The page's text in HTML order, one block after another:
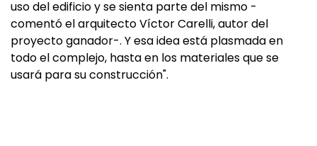
uso del edificio y se sienta parte del mismo -
comentó el arquitecto Víctor Carelli, autor del
proyecto ganador-. Y esa idea está plasmada en
todo el complejo, hasta en los materiales que se
usará para su construcción".